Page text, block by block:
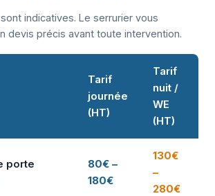
indicatives. Le serrurier vous
devis précis avant toute intervention.
Tarif
journée
(HT)
Tarif
nuit /
WE
(HT)
porte
80€ –
180€
130€
–
280€